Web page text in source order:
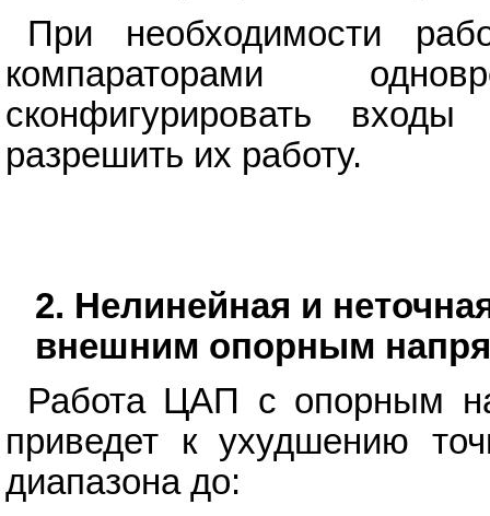
При необходимости
компараторами
сконфигурировать
разрешить их работу.
2. Нелинейная и
внешним опорным
Работа ЦАП с опорным
приведет к ухудшению
диапазона до: